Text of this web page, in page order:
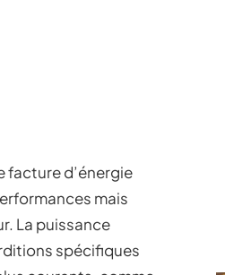
facture d’énergie
mais
La puissance
spécifiques